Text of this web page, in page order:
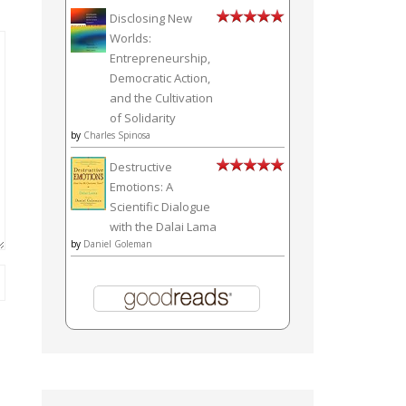
Disclosing New
Worlds:
Entrepreneurship,
Democratic Action,
and the Cultivation
of Solidarity
by Charles Spinosa
Destructive
Emotions: A
Scientific Dialogue
with the Dalai Lama
by Daniel Goleman